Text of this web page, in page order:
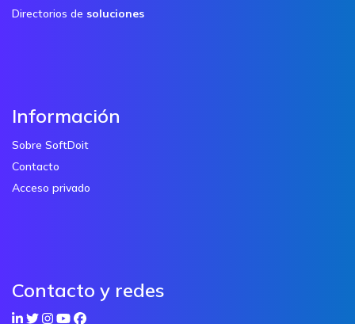
Directorios de soluciones
Información
Sobre SoftDoit
Contacto
Acceso privado
Contacto y redes